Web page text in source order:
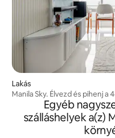
Lakás
Manila Sky. Élvezd és pihenj a
Egyéb
szálláshelyek a(z)